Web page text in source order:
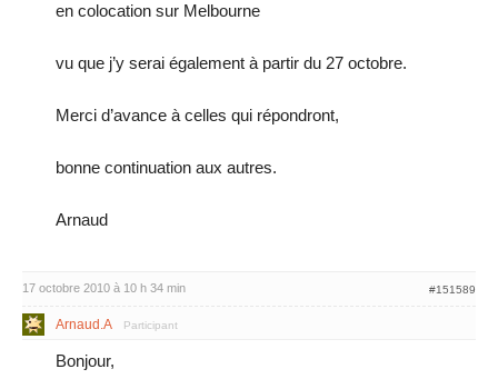
en colocation sur Melbourne
vu que j’y serai également à partir du 27 octobre.
Merci d’avance à celles qui répondront,
bonne continuation aux autres.
Arnaud
17 octobre 2010 à 10 h 34 min #151589
Arnaud.A Participant
Bonjour,